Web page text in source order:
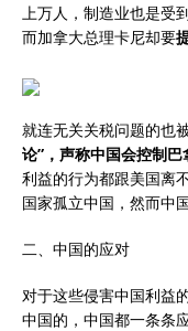
上万人，制造业也是受
而加拿大总理卡尼却要
就连无关关税问题的也
论”，声称中国会控制巴
利益的行为都跟美国离
国家孤立中国，然而中
二、中国的应对
对于这些侵害中国利益
中国的，中国都一条条